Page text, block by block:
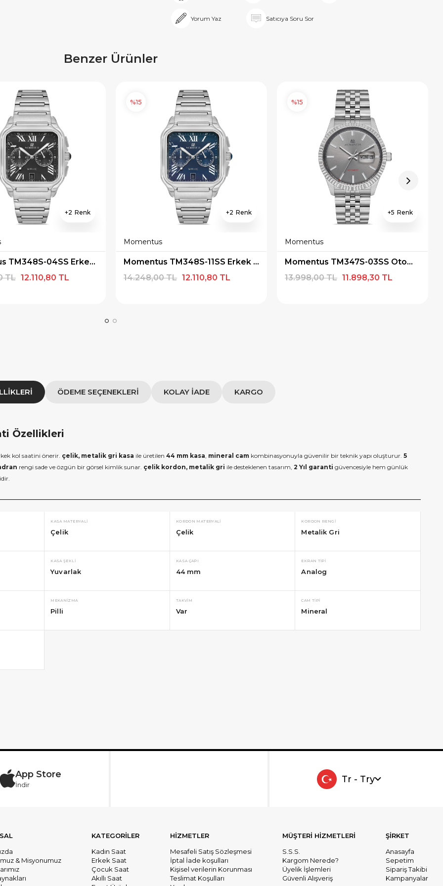
Yorum Yaz Satıcıya Soru Sor
Benzer Ürünler
2
Momentus TM348S-04SS Erkek Kol Saati
12.110,80 TL
TL
2
Momentus
Momentus TM348S-11SS Erkek Kol Saati
12.110,80 TL
14.248,00 TL
%15
5
Momentus
Momentus TM347S-03SS Otomatik Erkek Kol Saati
11.898,30 TL
13.998,00 TL
%15
ÖDEME SEÇENEKLERI KOLAY İADE KARGO
Özellikleri
kol saatini önerir. çelik, metalik gri kasa ile üretilen 44 mm kasa, mineral cam kombinasyonuyla güvenilir bir teknik yapı oluşturur. 5
rengi sade ve özgün bir görsel kimlik sunar. çelik kordon, metalik gri ile desteklenen tasarım, 2 Yıl garanti güvencesiyle hem günlük
KASA MATERYALI
Çelik
KORDON MATERYALI
Çelik
KORDON RENGI
Metalik Gri
KASA ŞEKLI
Yuvarlak
KASA ÇAPI
44 mm
EKRAN TIPI
Analog
MEKANIZMA
Pilli
TAKVIM
Var
CAM TIPI
Mineral
App Store
İndir
Tr - Try
& Misyonumuz
KATEGORİLER
Kadın Saat
Erkek Saat
Çocuk Saat
Akıllı Saat
HİZMETLER
Mesafeli Satış Sözleşmesi
İptal İade koşulları
Kişisel verilerin Korunması
Teslimat Koşulları
MÜŞTERİ HİZMETLERİ
S.S.S.
Kargom Nerede?
Üyelik İşlemleri
Güvenli Alışveriş
ŞİRKET
Anasayfa
Sepetim
Sipariş Takibi
Kampanyalar
İNDİRİM
Çeki
× SEPETTE İNDİRİM
1.000 TL Hediye Çeki
×